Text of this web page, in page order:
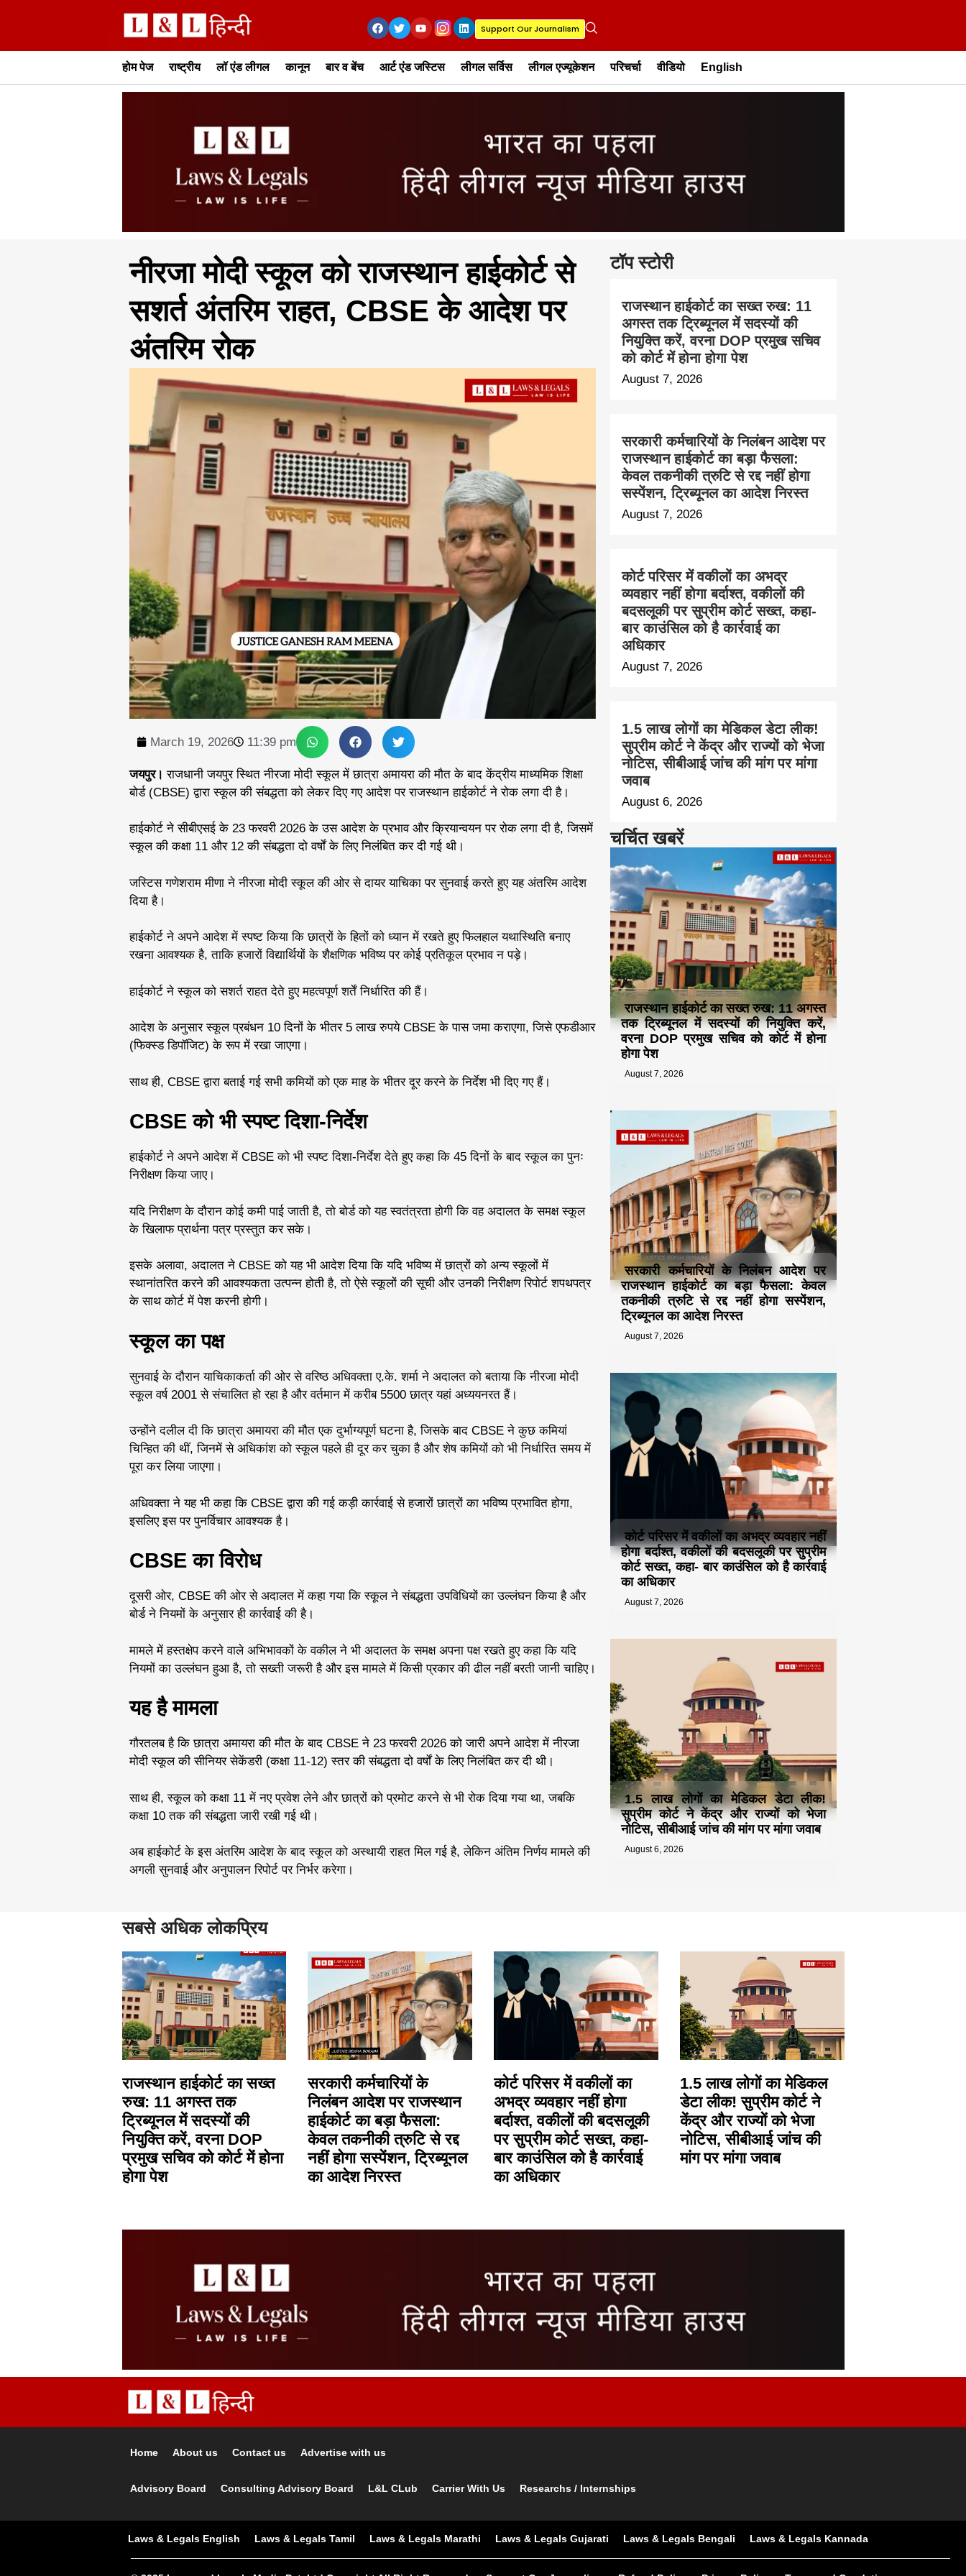
Support Our Journalism
होम पेज राष्ट्रीय लॉ एंड लीगल कानून बार व बेंच आर्ट एंड जस्टिस लीगल सर्विस लीगल एज्यूकेशन परिचर्चा वीडियो English
टॉप स्टोरी
राजस्थान हाईकोर्ट का सख्त रुख: 11
अगस्त तक ट्रिब्यूनल में सदस्यों की
नियुक्ति करें, वरना DOP प्रमुख सचिव
को कोर्ट में होना होगा पेश
August 7, 2026
सरकारी कर्मचारियों के निलंबन आदेश पर
राजस्थान हाईकोर्ट का बड़ा फैसला:
केवल तकनीकी त्रुटि से रद्द नहीं होगा
सस्पेंशन, ट्रिब्यूनल का आदेश निरस्त
August 7, 2026
कोर्ट परिसर में वकीलों का अभद्र
व्यवहार नहीं होगा बर्दाश्त, वकीलों की
बदसलूकी पर सुप्रीम कोर्ट सख्त, कहा-
बार काउंसिल को है कार्रवाई का
अधिकार
August 7, 2026
1.5 लाख लोगों का मेडिकल डेटा लीक!
सुप्रीम कोर्ट ने केंद्र और राज्यों को भेजा
नोटिस, सीबीआई जांच की मांग पर मांगा
जवाब
August 6, 2026
चर्चित खबरें
राजस्थान हाईकोर्ट का सख्त रुख: 11 अगस्त
तक ट्रिब्यूनल में सदस्यों की नियुक्ति करें,
वरना DOP प्रमुख सचिव को कोर्ट में होना
होगा पेश
August 7, 2026
सरकारी कर्मचारियों के निलंबन आदेश पर
राजस्थान हाईकोर्ट का बड़ा फैसला: केवल
तकनीकी त्रुटि से रद्द नहीं होगा सस्पेंशन,
ट्रिब्यूनल का आदेश निरस्त
August 7, 2026
कोर्ट परिसर में वकीलों का अभद्र व्यवहार नहीं
होगा बर्दाश्त, वकीलों की बदसलूकी पर सुप्रीम
कोर्ट सख्त, कहा- बार काउंसिल को है कार्रवाई
का अधिकार
August 7, 2026
1.5 लाख लोगों का मेडिकल डेटा लीक!
सुप्रीम कोर्ट ने केंद्र और राज्यों को भेजा
नोटिस, सीबीआई जांच की मांग पर मांगा जवाब
August 6, 2026
नीरजा मोदी स्कूल को राजस्थान हाईकोर्ट से
सशर्त अंतरिम राहत, CBSE के आदेश पर
अंतरिम रोक
March 19, 2026 11:39 pm
जयपुर। राजधानी जयपुर स्थित नीरजा मोदी स्कूल में छात्रा अमायरा की मौत के बाद केंद्रीय माध्यमिक शिक्षा
बोर्ड (CBSE) द्वारा स्कूल की संबद्धता को लेकर दिए गए आदेश पर राजस्थान हाईकोर्ट ने रोक लगा दी है।
हाईकोर्ट ने सीबीएसई के 23 फरवरी 2026 के उस आदेश के प्रभाव और क्रियान्वयन पर रोक लगा दी है, जिसमें
स्कूल की कक्षा 11 और 12 की संबद्धता दो वर्षों के लिए निलंबित कर दी गई थी।
जस्टिस गणेशराम मीणा ने नीरजा मोदी स्कूल की ओर से दायर याचिका पर सुनवाई करते हुए यह अंतरिम आदेश
दिया है।
हाईकोर्ट ने अपने आदेश में स्पष्ट किया कि छात्रों के हितों को ध्यान में रखते हुए फिलहाल यथास्थिति बनाए
रखना आवश्यक है, ताकि हजारों विद्यार्थियों के शैक्षणिक भविष्य पर कोई प्रतिकूल प्रभाव न पड़े।
हाईकोर्ट ने स्कूल को सशर्त राहत देते हुए महत्वपूर्ण शर्तें निर्धारित की हैं।
आदेश के अनुसार स्कूल प्रबंधन 10 दिनों के भीतर 5 लाख रुपये CBSE के पास जमा कराएगा, जिसे एफडीआर
(फिक्स्ड डिपॉजिट) के रूप में रखा जाएगा।
साथ ही, CBSE द्वारा बताई गई सभी कमियों को एक माह के भीतर दूर करने के निर्देश भी दिए गए हैं।
CBSE को भी स्पष्ट दिशा-निर्देश
हाईकोर्ट ने अपने आदेश में CBSE को भी स्पष्ट दिशा-निर्देश देते हुए कहा कि 45 दिनों के बाद स्कूल का पुनः
निरीक्षण किया जाए।
यदि निरीक्षण के दौरान कोई कमी पाई जाती है, तो बोर्ड को यह स्वतंत्रता होगी कि वह अदालत के समक्ष स्कूल
के खिलाफ प्रार्थना पत्र प्रस्तुत कर सके।
इसके अलावा, अदालत ने CBSE को यह भी आदेश दिया कि यदि भविष्य में छात्रों को अन्य स्कूलों में
स्थानांतरित करने की आवश्यकता उत्पन्न होती है, तो ऐसे स्कूलों की सूची और उनकी निरीक्षण रिपोर्ट शपथपत्र
के साथ कोर्ट में पेश करनी होगी।
स्कूल का पक्ष
सुनवाई के दौरान याचिकाकर्ता की ओर से वरिष्ठ अधिवक्ता ए.के. शर्मा ने अदालत को बताया कि नीरजा मोदी
स्कूल वर्ष 2001 से संचालित हो रहा है और वर्तमान में करीब 5500 छात्र यहां अध्ययनरत हैं।
उन्होंने दलील दी कि छात्रा अमायरा की मौत एक दुर्भाग्यपूर्ण घटना है, जिसके बाद CBSE ने कुछ कमियां
चिन्हित की थीं, जिनमें से अधिकांश को स्कूल पहले ही दूर कर चुका है और शेष कमियों को भी निर्धारित समय में
पूरा कर लिया जाएगा।
अधिवक्ता ने यह भी कहा कि CBSE द्वारा की गई कड़ी कार्रवाई से हजारों छात्रों का भविष्य प्रभावित होगा,
इसलिए इस पर पुनर्विचार आवश्यक है।
CBSE का विरोध
दूसरी ओर, CBSE की ओर से अदालत में कहा गया कि स्कूल ने संबद्धता उपविधियों का उल्लंघन किया है और
बोर्ड ने नियमों के अनुसार ही कार्रवाई की है।
मामले में हस्तक्षेप करने वाले अभिभावकों के वकील ने भी अदालत के समक्ष अपना पक्ष रखते हुए कहा कि यदि
नियमों का उल्लंघन हुआ है, तो सख्ती जरूरी है और इस मामले में किसी प्रकार की ढील नहीं बरती जानी चाहिए।
यह है मामला
गौरतलब है कि छात्रा अमायरा की मौत के बाद CBSE ने 23 फरवरी 2026 को जारी अपने आदेश में नीरजा
मोदी स्कूल की सीनियर सेकेंडरी (कक्षा 11-12) स्तर की संबद्धता दो वर्षों के लिए निलंबित कर दी थी।
साथ ही, स्कूल को कक्षा 11 में नए प्रवेश लेने और छात्रों को प्रमोट करने से भी रोक दिया गया था, जबकि
कक्षा 10 तक की संबद्धता जारी रखी गई थी।
अब हाईकोर्ट के इस अंतरिम आदेश के बाद स्कूल को अस्थायी राहत मिल गई है, लेकिन अंतिम निर्णय मामले की
अगली सुनवाई और अनुपालन रिपोर्ट पर निर्भर करेगा।
सबसे अधिक लोकप्रिय
राजस्थान हाईकोर्ट का सख्त
रुख: 11 अगस्त तक
ट्रिब्यूनल में सदस्यों की
नियुक्ति करें, वरना DOP
प्रमुख सचिव को कोर्ट में होना
होगा पेश
सरकारी कर्मचारियों के
निलंबन आदेश पर राजस्थान
हाईकोर्ट का बड़ा फैसला:
केवल तकनीकी त्रुटि से रद्द
नहीं होगा सस्पेंशन, ट्रिब्यूनल
का आदेश निरस्त
कोर्ट परिसर में वकीलों का
अभद्र व्यवहार नहीं होगा
बर्दाश्त, वकीलों की बदसलूकी
पर सुप्रीम कोर्ट सख्त, कहा-
बार काउंसिल को है कार्रवाई
का अधिकार
1.5 लाख लोगों का मेडिकल
डेटा लीक! सुप्रीम कोर्ट ने
केंद्र और राज्यों को भेजा
नोटिस, सीबीआई जांच की
मांग पर मांगा जवाब
Home About us Contact us Advertise with us
Advisory Board Consulting Advisory Board L&L CLub Carrier With Us Researchs / Internships
Laws & Legals English Laws & Legals Tamil Laws & Legals Marathi Laws & Legals Gujarati Laws & Legals Bengali Laws & Legals Kannada